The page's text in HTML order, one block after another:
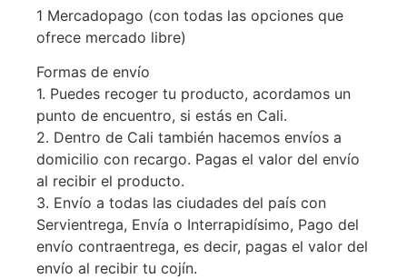
1 Mercadopago (con todas las opciones que
ofrece mercado libre)
Formas de envío
1. Puedes recoger tu producto, acordamos un
punto de encuentro, si estás en Cali.
2. Dentro de Cali también hacemos envíos a
domicilio con recargo. Pagas el valor del envío
al recibir el producto.
3. Envío a todas las ciudades del país con
Servientrega, Envía o Interrapidísimo, Pago del
envío contraentrega, es decir, pagas el valor del
envío al recibir tu cojín.